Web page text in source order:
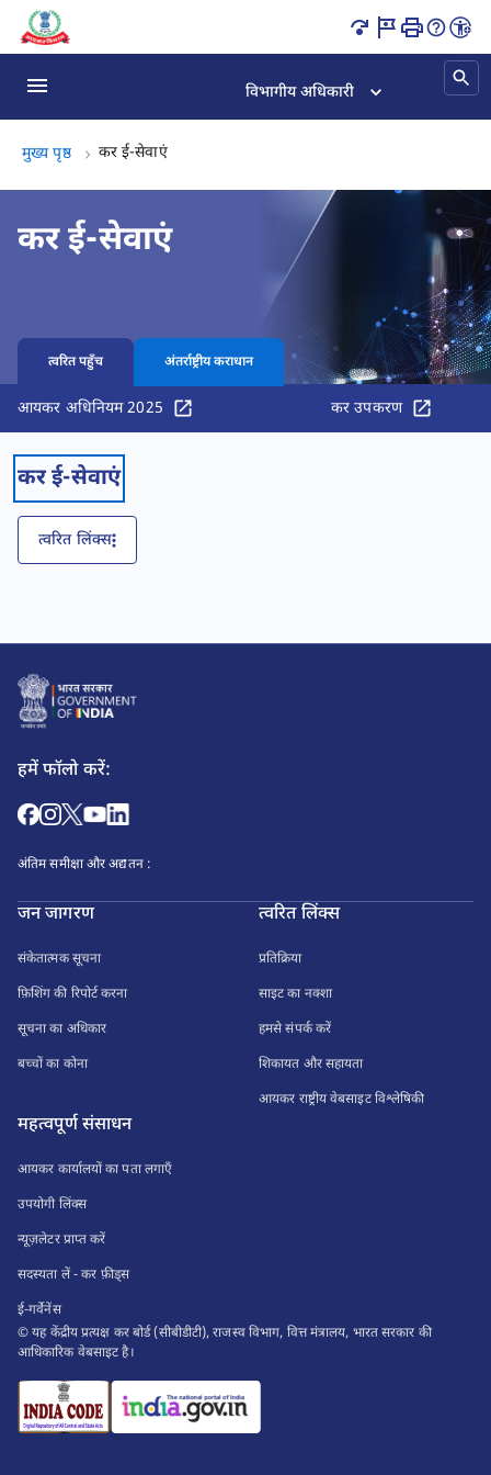
इनकम टैक्स सेवाएं ऑनलाइन पृष्ठ लोड हो गया
विभागीय अधिकारी
मुख्य पृष्ठ कर ई-सेवाएंकर ई-सेवाएं, (2 का 2)
कर ई-सेवाएं
त्वरित पहुँच अंतर्राष्ट्रीय कराधान
आयकर अधिनियम 2025 कर उपकरण
कर ई-सेवाएं
त्वरित लिंक्स
हमें फॉलो करें:
अंतिम समीक्षा और अद्यतन :
जन जागरण
संकेतात्मक सूचना
फ़िशिंग की रिपोर्ट करना
सूचना का अधिकार
बच्चों का कोना
त्वरित लिंक्स
प्रतिक्रिया
साइट का नक्शा
हमसे संपर्क करें
शिकायत और सहायता
आयकर राष्ट्रीय वेबसाइट विश्लेषिकी
महत्वपूर्ण संसाधन
आयकर कार्यालयों का पता लगाएँ
उपयोगी लिंक्स
न्यूज़लेटर प्राप्त करें
सदस्यता लें - कर फ़ीड्स
ई-गर्वेनेंस
© यह केंद्रीय प्रत्यक्ष कर बोर्ड (सीबीडीटी), राजस्व विभाग, वित्त मंत्रालय, भारत सरकार की
आधिकारिक वेबसाइट है।